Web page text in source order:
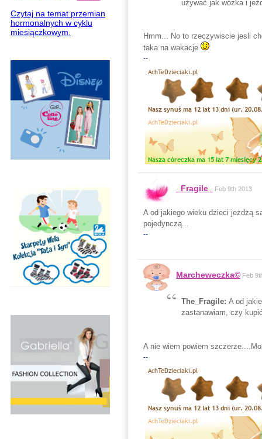
Czytaj na temat przemian
hormonalnych w cyklu
miesiączkowym.
używać jak wózka i
Hmm... No to rzeczywiscie jesli
taka na wakacje
--
_Fragile_ Feb 9th 2013
A od jakiego wieku dzieci jeżdżą
pojedynczą...
--
Marcheweczka© Feb
The_Fragile: A od
zastanawiam, czy
A nie wiem powiem
--